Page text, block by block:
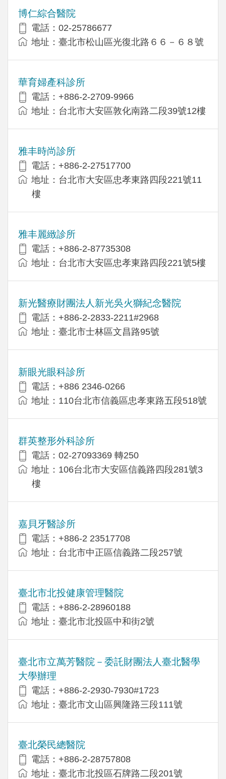
博仁綜合醫院
電話：02-25786677
地址：臺北市松山區光復北路６６－６８號
華育婦產科診所
電話：+886-2-2709-9966
地址：台北市大安區敦化南路二段39號12樓
雅丰時尚診所
電話：+886-2-27517700
地址：台北市大安區忠孝東路四段221號11
樓
雅丰麗緻診所
電話：+886-2-87735308
地址：台北市大安區忠孝東路四段221號5樓
新光醫療財團法人新光吳火獅紀念醫院
電話：+886-2-2833-2211#2968
地址：臺北市士林區文昌路95號
新眼光眼科診所
電話：+886 2346-0266
地址：110台北市信義區忠孝東路五段518號
群英整形外科診所
電話：02-27093369 轉250
地址：106台北市大安區信義路四段281號3
樓
嘉貝牙醫診所
電話：+886-2 23517708
地址：台北市中正區信義路二段257號
臺北市北投健康管理醫院
電話：+886-2-28960188
地址：臺北市北投區中和街2號
臺北市立萬芳醫院－委託財團法人臺北醫學
大學辦理
電話：+886-2-2930-7930#1723
地址：臺北市文山區興隆路三段111號
臺北榮民總醫院
電話：+886-2-28757808
地址：臺北市北投區石牌路二段201號